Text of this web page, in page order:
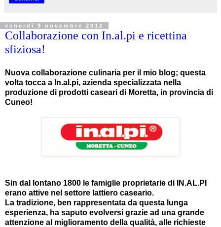
venerdì 9 novembre 2012
Collaborazione con In.al.pi e ricettina
sfiziosa!
Nuova collaborazione culinaria per il mio blog; questa
volta tocca a In.al.pi, azienda specializzata nella
produzione di prodotti caseari di Moretta, in provincia di
Cuneo!
Sin dal lontano 1800 le famiglie proprietarie di IN.AL.PI
erano attive nel settore lattiero caseario.
La tradizione, ben rappresentata da questa lunga
esperienza, ha saputo evolversi grazie ad una grande
attenzione al miglioramento della qualità, alle richieste